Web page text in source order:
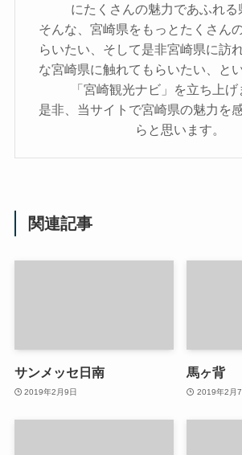
にたくさんの魅力であふれる
そんな、宮崎県をもっとたくさん
らいたい、そして是非宮崎県に訪
な宮崎県に触れてもらいたい、と
「宮崎観光ナビ」を立ち上げ
是非、当サイトで宮崎県の魅力を
らと思います。
関連記事
サンメッセ日南
2019年2月9日
馬ヶ背
2019年2月7